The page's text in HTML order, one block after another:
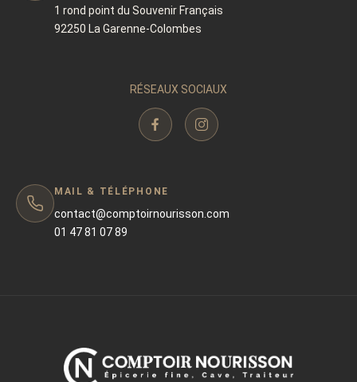
1 rond point du Souvenir Français
92250 La Garenne-Colombes
RÉSEAUX SOCIAUX
MAIL & TÉLÉPHONE
contact@comptoirnourisson.com
01 47 81 07 89